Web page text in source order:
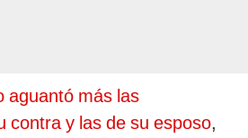
aguantó más las
contra y las de su esposo,